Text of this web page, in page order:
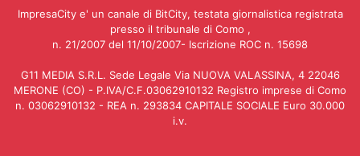
ImpresaCity e' un canale di BitCity, testata giornalistica registrata
presso il tribunale di Como ,
n. 21/2007 del 11/10/2007- Iscrizione ROC n. 15698
G11 MEDIA S.R.L. Sede Legale Via NUOVA VALASSINA, 4 22046
MERONE (CO) - P.IVA/C.F.03062910132 Registro imprese di Como
n. 03062910132 - REA n. 293834 CAPITALE SOCIALE Euro 30.000
i.v.